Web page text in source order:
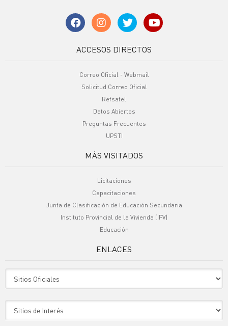
ACCESOS DIRECTOS
Correo Oficial - Webmail
Solicitud Correo Oficial
Refsatel
Datos Abiertos
Preguntas Frecuentes
UPSTI
MÁS VISITADOS
Licitaciones
Capacitaciones
Junta de Clasificación de Educación Secundaria
Instituto Provincial de la Vivienda (IPV)
Educación
ENLACES